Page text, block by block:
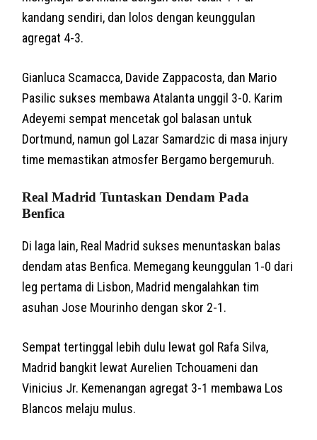
kandang sendiri, dan lolos dengan keunggulan
agregat 4-3.
Gianluca Scamacca, Davide Zappacosta, dan Mario
Pasilic sukses membawa Atalanta unggil 3-0. Karim
Adeyemi sempat mencetak gol balasan untuk
Dortmund, namun gol Lazar Samardzic di masa injury
time memastikan atmosfer Bergamo bergemuruh.
Real Madrid Tuntaskan Dendam Pada
Benfica
Di laga lain, Real Madrid sukses menuntaskan balas
dendam atas Benfica. Memegang keunggulan 1-0 dari
leg pertama di Lisbon, Madrid mengalahkan tim
asuhan Jose Mourinho dengan skor 2-1.
Sempat tertinggal lebih dulu lewat gol Rafa Silva,
Madrid bangkit lewat Aurelien Tchouameni dan
Vinicius Jr. Kemenangan agregat 3-1 membawa Los
Blancos melaju mulus.